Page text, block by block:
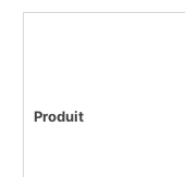
Produit